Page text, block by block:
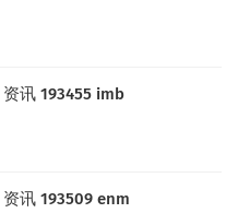
讯 193455 imb
讯 193509 enm